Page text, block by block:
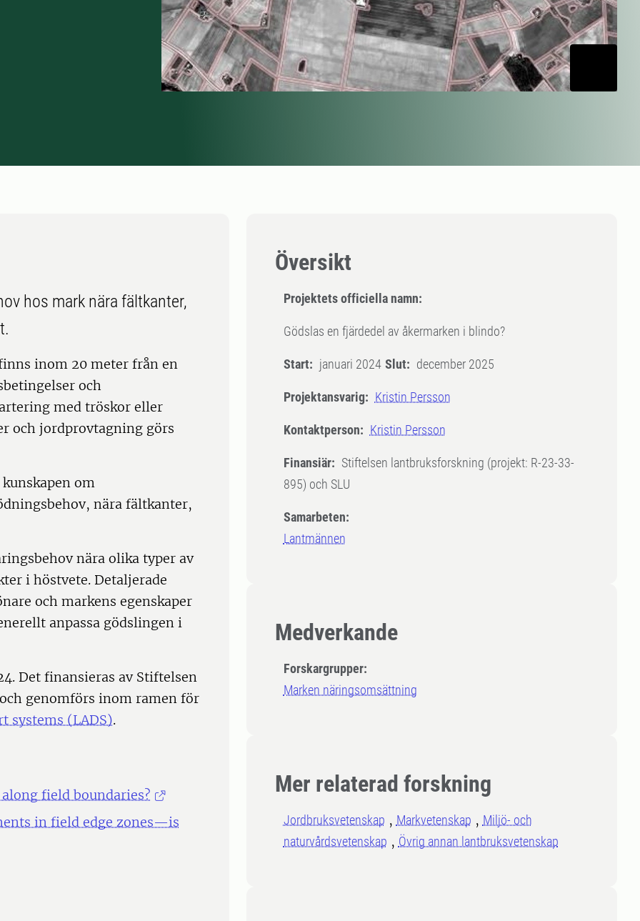
Översikt
Projektets officiella namn:
Gödslas en fjärdedel av åkermarken i blindo?
Start: januari 2024 Slut: december 2025
Projektansvarig: Kristin Persson
Kontaktperson: Kristin Persson
Finansiär: Stiftelsen lantbruksforskning (projekt: R-23-33-
895) och SLU
Samarbeten:
Lantmännen
Medverkande
Forskargrupper:
Marken näringsomsättning
Mer relaterad forskning
Jordbruksvetenskap Markvetenskap
Miljö- och
naturvårdsvetenskap
Övrig annan lantbruksvetenskap
hos mark nära fältkanter,
inom 20 meter från en
och
med tröskor eller
och jordprovtagning görs
om
nära fältkanter,
nära olika typer av
i höstvete. Detaljerade
och markens egenskaper
anpassa gödslingen i
Det finansieras av Stiftelsen
genomförs inom ramen för
systems (LADS).
field boundaries?
in field edge zones—is